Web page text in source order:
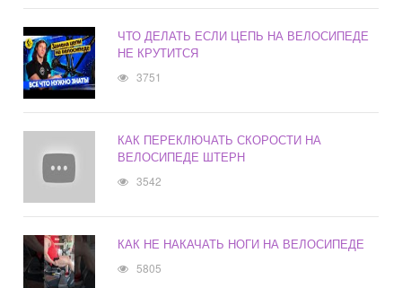
ЧТО ДЕЛАТЬ ЕСЛИ ЦЕПЬ НА ВЕЛОСИПЕДЕ
НЕ КРУТИТСЯ
3751
КАК ПЕРЕКЛЮЧАТЬ СКОРОСТИ НА
ВЕЛОСИПЕДЕ ШТЕРН
3542
КАК НЕ НАКАЧАТЬ НОГИ НА ВЕЛОСИПЕДЕ
5805